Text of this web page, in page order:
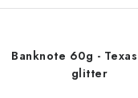
Banknote 60g -
glitter